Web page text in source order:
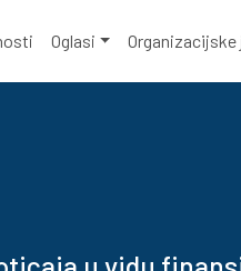
Oglasi